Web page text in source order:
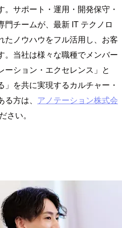
サポート・運用・開発保守・
チームが、最新 IT テクノロ
たノウハウをフル活用し、お客
。当社は様々な職種でメンバー
ーション・エクセレンス」と
」を共に実現するカルチャー・
方は、 アノテーション株式会
さい。